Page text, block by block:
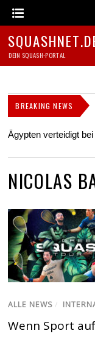
DEIN SQUASH-PORTAL
BREAKING NEWS
Ägypten verteidigt
NICOLAS
ALLE NEWS /
Wenn Sport